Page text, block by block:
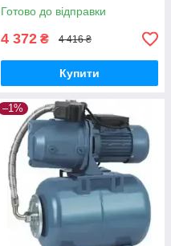
Готово до відправки
4 372 ₴ 4 416 ₴
Купити
–1%